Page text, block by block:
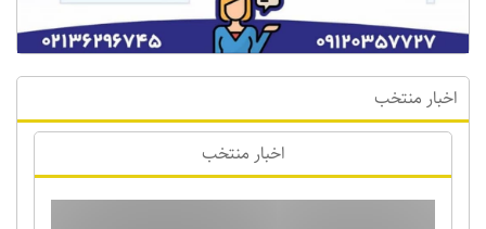
اخبار منتخب
اخبار منتخب